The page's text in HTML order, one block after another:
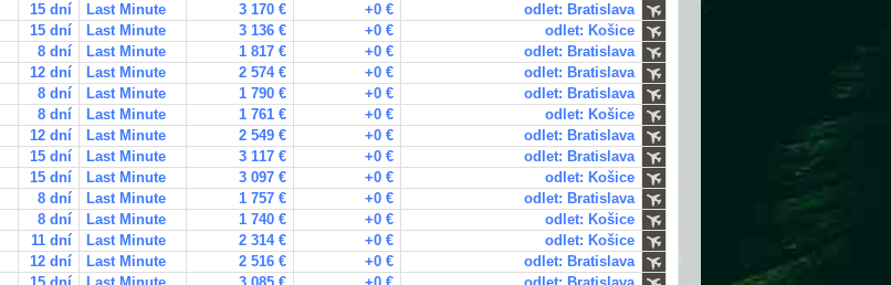
15 dní Last Minute 3 170 € +0 €
odlet: Bratislava
15 dní Last Minute 3 136 € +0 €
odlet: Košice
8 dní Last Minute 1 817 € +0 €
odlet: Bratislava
12 dní Last Minute 2 574 € +0 €
odlet: Bratislava
8 dní Last Minute 1 790 € +0 €
odlet: Bratislava
8 dní Last Minute 1 761 € +0 €
odlet: Košice
12 dní Last Minute 2 549 € +0 €
odlet: Bratislava
15 dní Last Minute 3 117 € +0 €
odlet: Bratislava
15 dní Last Minute 3 097 € +0 €
odlet: Košice
8 dní Last Minute 1 757 € +0 €
odlet: Bratislava
8 dní Last Minute 1 740 € +0 €
odlet: Košice
11 dní Last Minute 2 314 € +0 €
odlet: Košice
12 dní Last Minute 2 516 € +0 €
odlet: Bratislava